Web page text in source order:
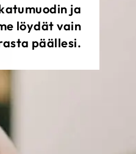
ja
löydät vain
päällesi.